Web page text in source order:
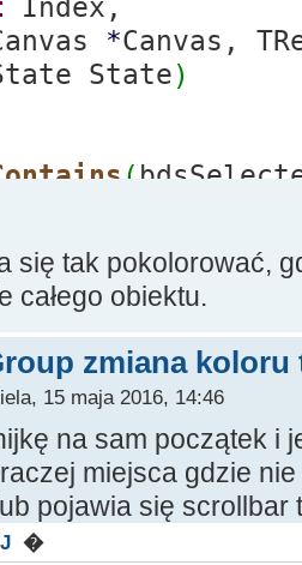
Index,
*Canvas,
State)
(
-> Color=
// koloruje
-> Brush- >Color
się tak pokolorować,
całego obiektu.
zmiana koloru
15 maja 2016, 14:46
na sam początek i
miejsca gdzie
pojawia się scrollbar
�